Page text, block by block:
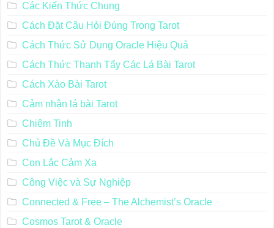
Các Kiến Thức Chung
Cách Đặt Câu Hỏi Đúng Trong Tarot
Cách Thức Sử Dụng Oracle Hiệu Quả
Cách Thức Thanh Tẩy Các Lá Bài Tarot
Cách Xào Bài Tarot
Cảm nhận lá bài Tarot
Chiêm Tinh
Chủ Đề Và Mục Đích
Con Lắc Cảm Xạ
Công Việc và Sự Nghiệp
Connected & Free – The Alchemist’s Oracle
Cosmos Tarot & Oracle